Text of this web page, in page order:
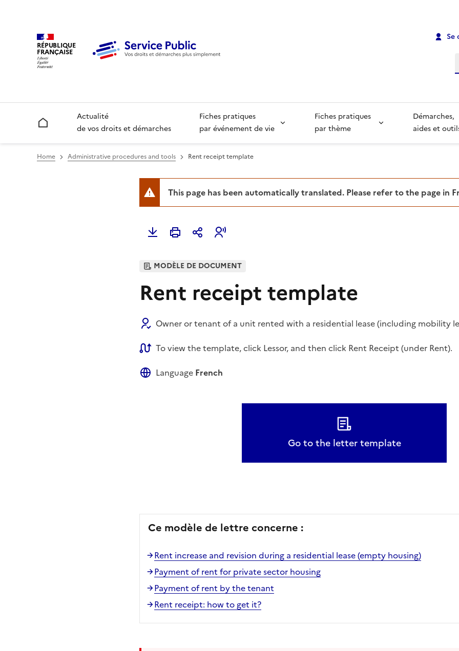
RÉPUBLIQUE
FRANÇAISE
Se
Accueil
Actualité
de vos droits et démarches
Fiches pratiques
par événement de vie
Fiches pratiques
par thème
Démarches,
aides et
Home Administrative procedures and tools Rent receipt template
This page has been automatically translated. Please refer to the page in
MODÈLE DE DOCUMENT
Rent receipt template
Owner or tenant of a unit rented with a residential lease (including mobility
To view the template, click Lessor, and then click Rent Receipt (under Rent).
Language French
Go to the letter template
Ce modèle de lettre concerne :
Rent increase and revision during a residential lease (empty housing)
Payment of rent for private sector housing
Payment of rent by the tenant
Rent receipt: how to get it?